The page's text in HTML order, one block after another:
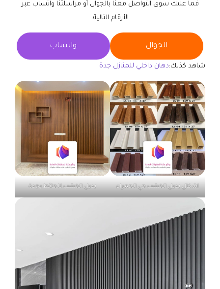
فما عليك سوى التواصل معنا بالجوال أو مراسلتنا واتساب عبر
الأرقام التالية:
الجوال واتساب
شاهد كذلك:دهان داخلي للمنازل جدة
اشكال بديل الخشب حي الحمراء بديل الخشب للحائط بجدة